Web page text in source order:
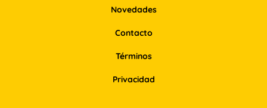
Novedades
Contacto
Términos
Privacidad